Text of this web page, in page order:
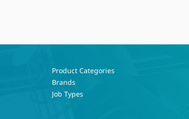
Product Categories
Brands
Job Types